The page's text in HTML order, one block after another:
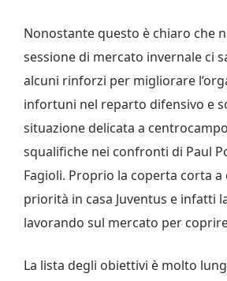
Nonostante questo è chiaro che
sessione di mercato invernale ci
alcuni rinforzi per migliorare
infortuni nel reparto difensivo e
situazione delicata a
squalifiche nei confronti di Paul
Fagioli. Proprio la coperta corta
priorità in casa Juventus e infatti
lavorando sul mercato per
La lista degli obiettivi è molto